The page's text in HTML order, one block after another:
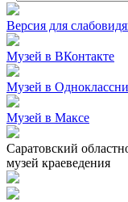
Версия для
Музей в ВКонтакте
Музей в
Музей в Максе
Саратовский
музей краеведения